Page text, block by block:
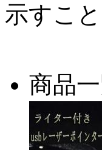
示すこ
商品